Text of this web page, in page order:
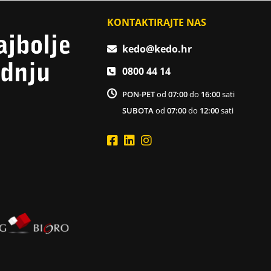
KONTAKTIRAJTE NAS
kedo@kedo.hr
0800 44 14
PON-PETod 07:00do 16:00sati
SUBOTAod 07:00do 12:00sati